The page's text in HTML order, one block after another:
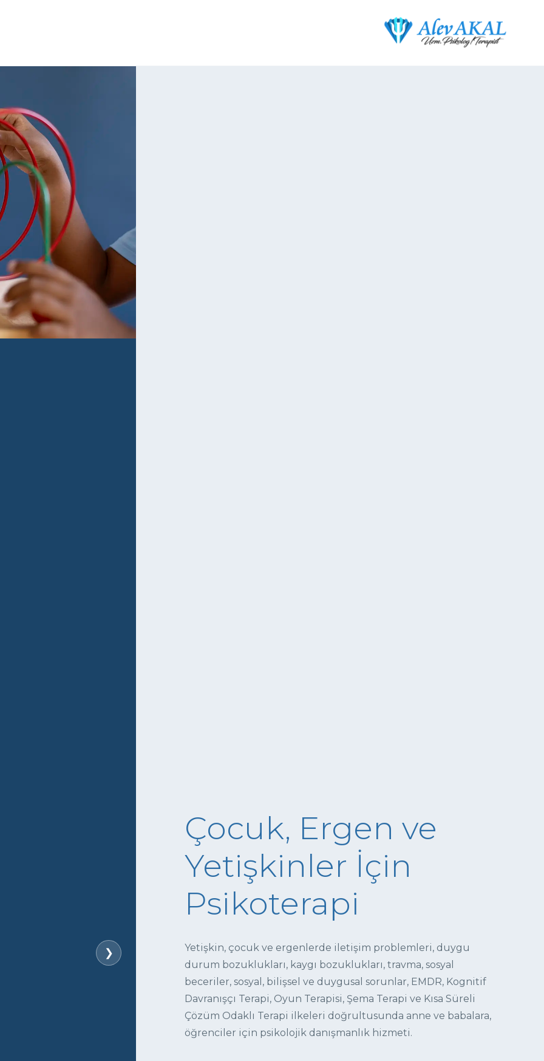
❯
Çocuk, Ergen ve
Yetişkinler İçin
Psikoterapi
Yetişkin, çocuk ve ergenlerde iletişim problemleri, duygu
durum bozuklukları, kaygı bozuklukları, travma, sosyal
beceriler, sosyal, bilişsel ve duygusal sorunlar, EMDR, Kognitif
Davranışçı Terapi, Oyun Terapisi, Şema Terapi ve Kısa Süreli
Çözüm Odaklı Terapi ilkeleri doğrultusunda anne ve babalara,
öğrenciler için psikolojik danışmanlık hizmeti.